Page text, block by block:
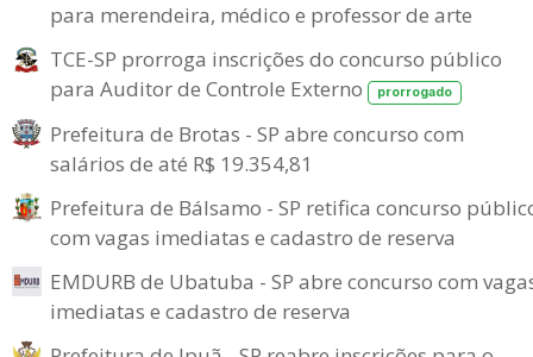
para merendeira, médico e professor de arte
TCE-SP prorroga inscrições do concurso público
para Auditor de Controle Externo
prorrogado
Prefeitura de Brotas - SP abre concurso com
salários de até R$ 19.354,81
Prefeitura de Bálsamo - SP retifica concurso
com vagas imediatas e cadastro de reserva
EMDURB de Ubatuba - SP abre concurso com
imediatas e cadastro de reserva